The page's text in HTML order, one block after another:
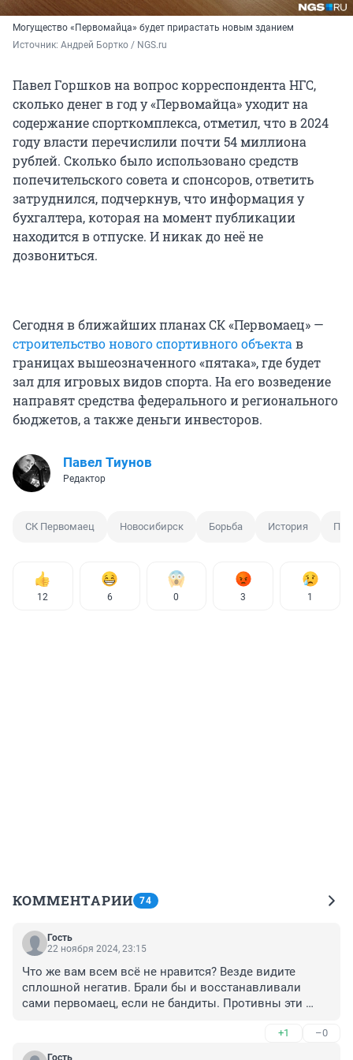
Могущество «Первомайца» будет прирастать новым зданием
Источник: Андрей Бортко / NGS.ru
Павел Горшков на вопрос корреспондента НГС,
сколько денег в год у «Первомайца» уходит на
содержание спорткомплекса, отметил, что в 2024
году власти перечислили почти 54 миллиона
рублей. Сколько было использовано средств
попечительского совета и спонсоров, ответить
затруднился, подчеркнув, что информация у
бухгалтера, которая на момент публикации
находится в отпуске. И никак до неё не
дозвониться.
Сегодня в ближайших планах СК «Первомаец» —
строительство нового спортивного объекта в
границах вышеозначенного «пятака», где будет
зал для игровых видов спорта. На его возведение
направят средства федерального и регионального
бюджетов, а также деньги инвесторов.
Павел Тиунов
Редактор
СК Первомаец Новосибирск Борьба История
12 6 0 3 1
КОММЕНТАРИИ 74
Гость
22 ноября 2024, 23:15
Что же вам всем всё не нравится? Везде видите
сплошной негатив. Брали бы и восстанавливали
сами первомаец, если не бандиты. Противны эти
+1 –0
Гость